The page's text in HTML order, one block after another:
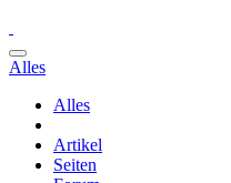
Alles
Alles
Artikel
Seiten